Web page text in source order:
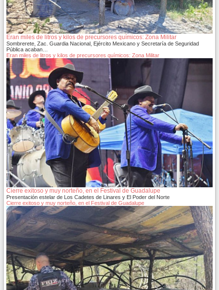
Eran miles de litros y kilos de precursores químicos: Zona Militar
Sombrerete, Zac. Guardia Nacional, Ejército Mexicano y Secretaría de Seguridad
Pública acaban…
Eran miles de litros y kilos de precursores químicos: Zona Militar
Cierre exitoso y muy norteño, en el Festival de Guadalupe
Presentación estelar de Los Cadetes de Linares y El Poder del Norte
Cierre exitoso y muy norteño, en el Festival de Guadalupe